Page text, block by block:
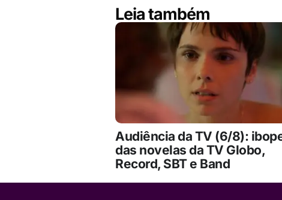
Leia também
Audiência da TV (6/8):
das novelas da TV Globo,
Record, SBT e Band